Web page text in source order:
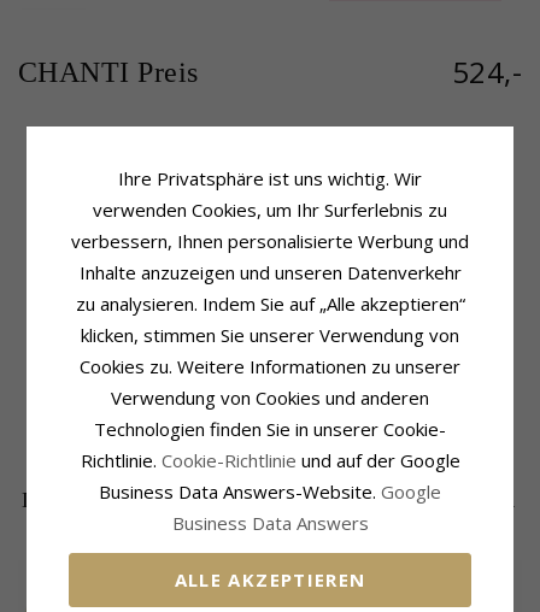
CHANTI Preis 524,-
Produktinformation
Schmuckstein:Diamant
Ohrringe:
14 Karat Weißgold
Oberfläche: Polierter
Schmuckstein
Stückzahl:48
Schliff:
Brillantschliff
Diamant
Diamantfarbe:Wesselton
Diamantreinheit: SI
Karat:0,18
Größe
12,0 mm
10,6 mm
Lieferzeit
Lieferzeit:
4-5 Werktage
DIE BELIEBTESTEN PRODUKTE IN DER
KATEGORIE
Ihre Privatsphäre ist uns wichtig. Wir
verwenden Cookies, um Ihr Surferlebnis zu
verbessern, Ihnen personalisierte Werbung und
Inhalte anzuzeigen und unseren Datenverkehr
zu analysieren. Indem Sie auf „Alle akzeptieren“
klicken, stimmen Sie unserer Verwendung von
Cookies zu. Weitere Informationen zu unserer
Verwendung von Cookies und anderen
Technologien finden Sie in unserer Cookie-
Richtlinie. Cookie-Richtlinie und auf der Google
Business Data Answers-Website. Google
Business Data Answers
ALLE AKZEPTIEREN